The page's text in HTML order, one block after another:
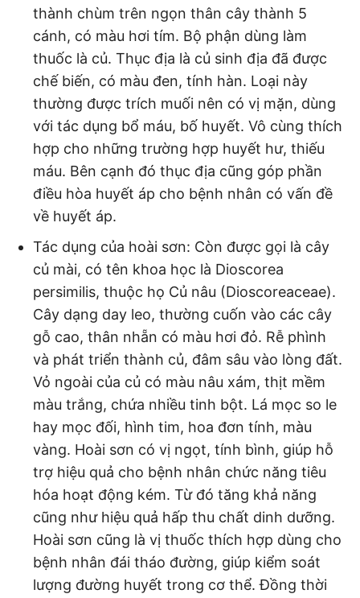
thành chùm trên ngọn thân cây thành 5
cánh, có màu hơi tím. Bộ phận dùng làm
thuốc là củ. Thục địa là củ sinh địa đã được
chế biến, có màu đen, tính hàn. Loại này
thường được trích muối nên có vị mặn, dùng
với tác dụng bổ máu, bố huyết. Vô cùng thích
hợp cho những trường hợp huyết hư, thiếu
máu. Bên cạnh đó thục địa cũng góp phần
điều hòa huyết áp cho bệnh nhân có vấn đề
về huyết áp.
Tác dụng của hoài sơn: Còn được gọi là cây
củ mài, có tên khoa học là Dioscorea
persimilis, thuộc họ Củ nâu (Dioscoreaceae).
Cây dạng day leo, thường cuốn vào các cây
gỗ cao, thân nhẵn có màu hơi đỏ. Rễ phình
và phát triển thành củ, đâm sâu vào lòng đất.
Vỏ ngoài của củ có màu nâu xám, thịt mềm
màu trắng, chứa nhiều tinh bột. Lá mọc so le
hay mọc đối, hình tim, hoa đơn tính, màu
vàng. Hoài sơn có vị ngọt, tính bình, giúp hỗ
trợ hiệu quả cho bệnh nhân chức năng tiêu
hóa hoạt động kém. Từ đó tăng khả năng
cũng như hiệu quả hấp thu chất dinh dưỡng.
Hoài sơn cũng là vị thuốc thích hợp dùng cho
bệnh nhân đái tháo đường, giúp kiểm soát
lượng đường huyết trong cơ thể. Đồng thời